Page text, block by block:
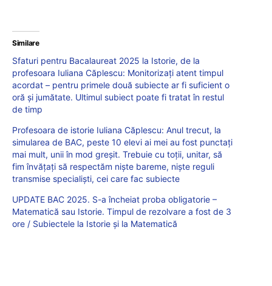
Similare
Sfaturi pentru Bacalaureat 2025 la Istorie, de la
profesoara Iuliana Căplescu: Monitorizați atent timpul
acordat – pentru primele două subiecte ar fi suficient o
oră și jumătate. Ultimul subiect poate fi tratat în restul
de timp
Profesoara de istorie Iuliana Căplescu: Anul trecut, la
simularea de BAC, peste 10 elevi ai mei au fost punctați
mai mult, unii în mod greșit. Trebuie cu toții, unitar, să
fim învățați să respectăm niște bareme, niște reguli
transmise specialiști, cei care fac subiecte
UPDATE BAC 2025. S-a încheiat proba obligatorie –
Matematică sau Istorie. Timpul de rezolvare a fost de 3
ore / Subiectele la Istorie și la Matematică